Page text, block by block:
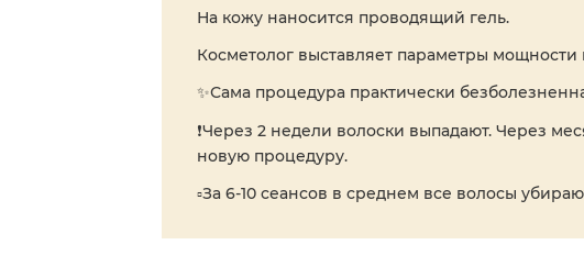
На кожу наносится проводящий гель.
Косметолог выставляет параметры
✨Сама процедура практически
❗Через 2 недели волоски выпадают. Через
новую процедуру.
▫️За 6-10 сеансов в среднем все волосы